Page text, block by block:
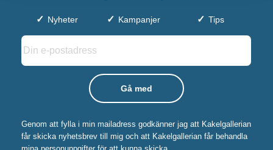
Nyheter Kampanjer Tips
Genom att fylla i min mailadress godkänner jag att Kakelgallerian
får skicka nyhetsbrev till mig och att Kakelgallerian får behandla